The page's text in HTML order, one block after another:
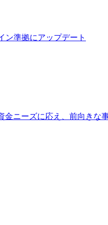
ン準拠にアップデー ト
金ニーズに応え 前向 き な